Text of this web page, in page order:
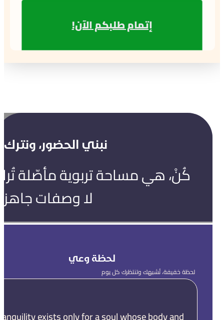
إتمام طلبكم الآن!
نبني الحضور، ونترك
كُنْ، هي مساحة تربوية مأصّلة
لا وصفات
لحظة وعي
لحظة خفيفة، تُشبهك وتنتظرك كل يوم